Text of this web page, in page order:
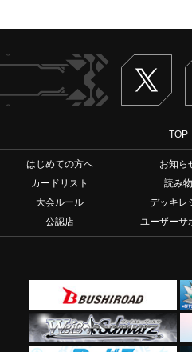
TOP
はじめての方へ お知ら
カードリスト
読み物
大会ルール
デッキレ
公認店
ユーザーサ